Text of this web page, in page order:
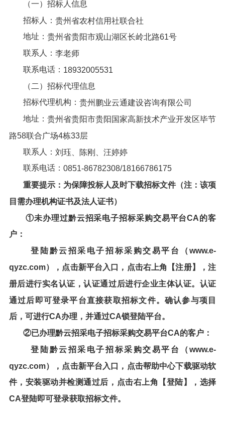
（一）招标人信息
招标人： 贵州省农村信用社联合社
地址： 贵州省贵阳市观山湖区长岭北路61号
联系人： 李老师
联系电话： 18932005531
（二）招标代理信息
招标代理机构： 贵州鹏业云通建设咨询有限公司
地址： 贵州省贵阳市贵阳国家高新技术产业开发区毕节
路58联合广场4栋33层
联系人： 刘珏、陈刚、汪婷婷
联系电话： 0851-86782308/18166786175
重要提示：为保障投标人及时下载招标文件（注：该项
目需办理机构证书及法人证书）
①未办理过黔云招采电子招标采购交易平台CA的客
户：
登陆黔云招采电子招标采购交易平台 （www.e-
qyzc.com），点击新平台入口，点击右上角【注册】，注
册后进行实名认证，认证通过后进行企业主体认证。认证
通过后即可登录平台直接获取招标文件。确认参与项目
后，可进行CA办理，并通过CA锁登陆平台。
②已办理黔云招采电子招标采购交易平台CA的客户：
登陆黔云招采电子招标采购交易平台 （www.e-
qyzc.com），点击新平台入口，点击帮助中心下载驱动软
件，安装驱动并检测通过后，点击右上角【登陆】，选择
CA登陆即可登录获取招标文件。